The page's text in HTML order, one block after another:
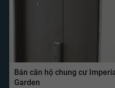
Bán căn hộ chung cư
Garden